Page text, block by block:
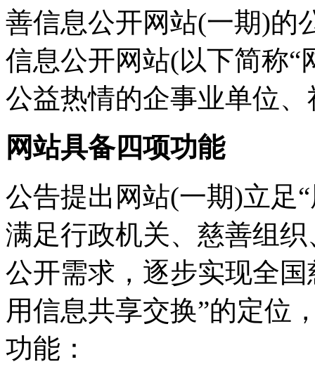
善信息公开网站(一期)的
信息公开网站(以下简称“
公益热情的企事业单位
网站具备四项功能
公告提出网站(一期)立足
满足行政机关、慈善组
公开需求，逐步实现全
用信息共享交换”的定位
功能：